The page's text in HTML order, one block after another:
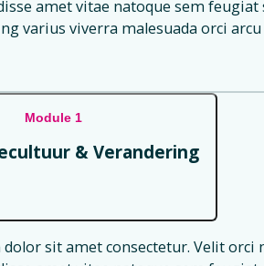
amet vitae natoque sem
varius viverra malesuada orci
Module 1
& Verandering
sit amet consectetur. Velit